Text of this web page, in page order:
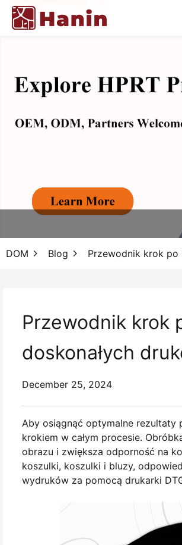
DOM Blog Przewodnik krok po
Przewodnik krok
doskonałych
December 25, 2024
Aby osiągnąć optymalne rezultaty
krokiem w całym procesie.
obrazu i zwiększa odporność na
koszulki, koszulki i bluzy,
wydruków za pomocą drukarki